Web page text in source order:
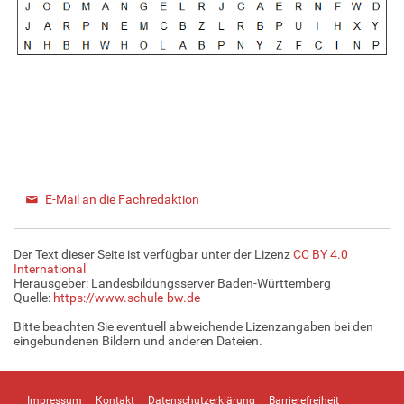
E-Mail an die Fachredaktion
Der Text dieser Seite ist verfügbar unter der LizenzCC BY 4.0
International
Herausgeber: Landesbildungsserver Baden-Württemberg
Quelle: https://www.schule-bw.de
Bitte beachten Sie eventuell abweichende Lizenzangaben bei den
eingebundenen Bildern und anderen Dateien.
Impressum Kontakt Datenschutzerklärung Barrierefreiheit